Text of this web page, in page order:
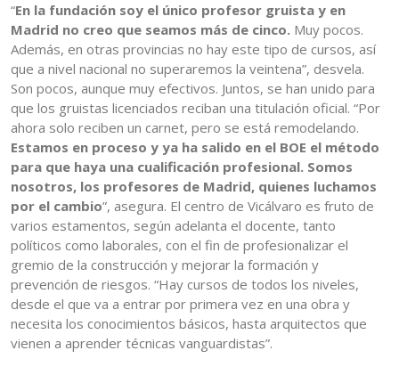
“En la fundación soy el único profesor gruista y en
Madrid no creo que seamos más de cinco. Muy pocos.
Además, en otras provincias no hay este tipo de cursos, así
que a nivel nacional no superaremos la veintena”, desvela.
Son pocos, aunque muy efectivos. Juntos, se han unido para
que los gruistas licenciados reciban una titulación oficial. “Por
ahora solo reciben un carnet, pero se está remodelando.
Estamos en proceso y ya ha salido en el BOE el método
para que haya una cualificación profesional. Somos
nosotros, los profesores de Madrid, quienes luchamos
por el cambio”, asegura. El centro de Vicálvaro es fruto de
varios estamentos, según adelanta el docente, tanto
políticos como laborales, con el fin de profesionalizar el
gremio de la construcción y mejorar la formación y
prevención de riesgos. “Hay cursos de todos los niveles,
desde el que va a entrar por primera vez en una obra y
necesita los conocimientos básicos, hasta arquitectos que
vienen a aprender técnicas vanguardistas”.